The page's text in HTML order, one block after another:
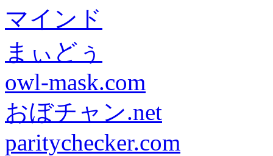
マインド
まぃどぅ
owl-mask.com
おぼチャン.net
paritychecker.com